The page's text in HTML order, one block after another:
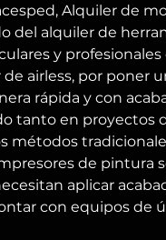
Alquiler de
del alquiler de
y
airless, por poner
rápida y con
tanto en proyectos
de pintura
aplicar
con equipos de